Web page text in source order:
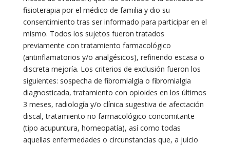
fisioterapia por el médico de familia y dio su
consentimiento tras ser informado para participar en el
mismo. Todos los sujetos fueron tratados
previamente con tratamiento farmacológico
(antinflamatorios y/o analgésicos), refiriendo escasa o
discreta mejoría. Los criterios de exclusión fueron los
siguientes: sospecha de fibromialgia o fibromialgia
diagnosticada, tratamiento con opioides en los últimos
3 meses, radiología y/o clínica sugestiva de afectación
discal, tratamiento no farmacológico concomitante
(tipo acupuntura, homeopatía), así como todas
aquellas enfermedades o circunstancias que, a juicio